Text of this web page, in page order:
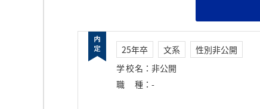
25年卒 文系
性別非公開
学校名 ： 非公開
職種 ： -